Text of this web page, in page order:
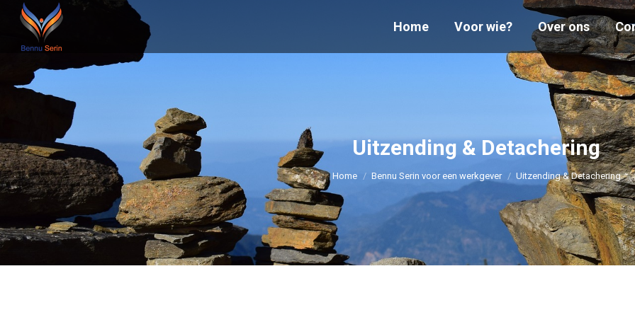
Home Voor wie? Over ons
Uitzending & Detachering
Je bent hier:
Home Bennu Serin voor een werkgever Uitzending & Detachering
Home Voor wie? Over ons